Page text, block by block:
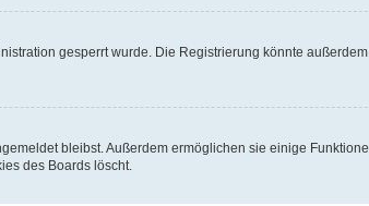
gesperrt wurde. Die Registrierung könnte
bleibst. Außerdem ermöglichen sie einige
des Boards löscht.